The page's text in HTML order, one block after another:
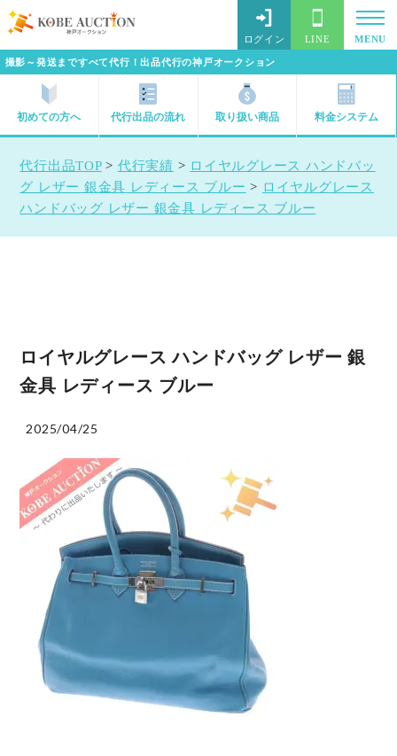
撮影～発送まですべて代行！出品代行の神戸オークション
ログイン LINE MENU
初めての方へ 代行出品の流れ 取り扱い商品 料金システム
代行出品TOP> 代行実績 > ロイヤルグレース ハンドバッ
グ レザー 銀金具 レディース ブルー > ロイヤルグレース
ハンドバッグ レザー 銀金具 レディース ブルー
ロイヤルグレース ハンドバッグ レザー 銀
金具 レディース ブルー
2025/04/25